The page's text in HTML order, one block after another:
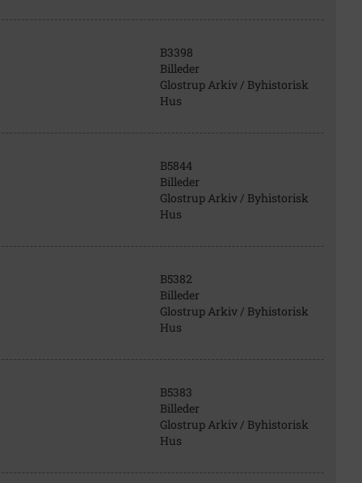
B3398
Billeder
Glostrup Arkiv / Byhistorisk
Hus
B5844
Billeder
Glostrup Arkiv / Byhistorisk
Hus
B5382
Billeder
Glostrup Arkiv / Byhistorisk
Hus
B5383
Billeder
Glostrup Arkiv / Byhistorisk
Hus